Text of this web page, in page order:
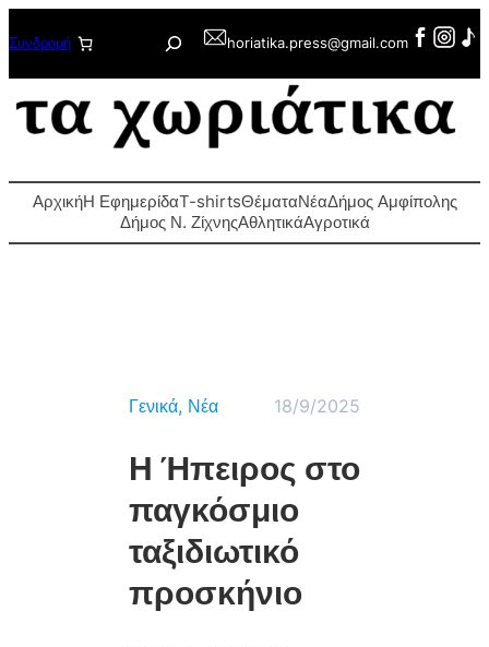
στο
περιεχόμενο
Συνδρομή Αναζήτησηhoriatika.press@gmail.com
ΑρχικήΗ ΕφημερίδαT-shirtsΘέματαΝέαΔήμος Αμφίπολης
Δήμος Ν. ΖίχνηςΑθλητικάΑγροτικά
Γενικά, Νέα 18/9/2025
Η Ήπειρος στο
παγκόσμιο
ταξιδιωτικό
προσκήνιο